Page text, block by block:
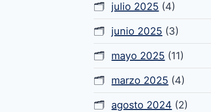
julio 2025 (4)
junio 2025 (3)
mayo 2025 (11)
marzo 2025 (4)
agosto 2024 (2)